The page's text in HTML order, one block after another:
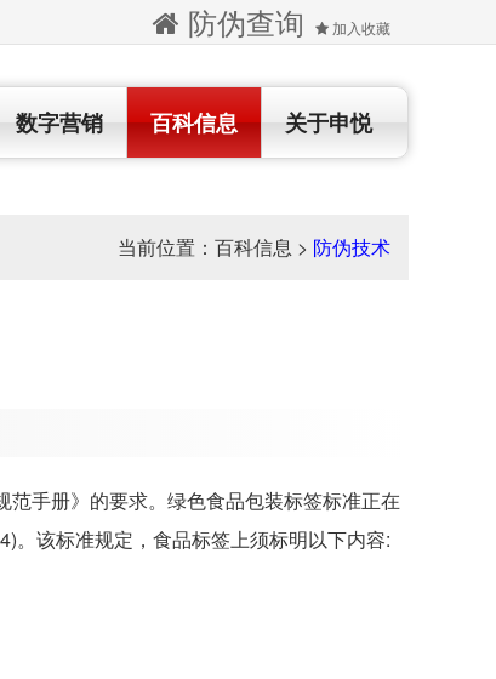
防伪查询 加入收藏
关于申悦
百科信息
数字营销
当前位置： 百科信息 > 防伪技术
手册》的要求。绿色食品包装标签标准正在
。该标准规定，食品标签上须标明以下内容: